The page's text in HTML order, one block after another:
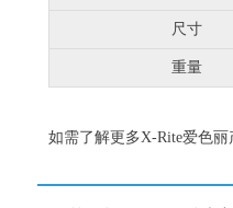
尺寸
重量
如需了解更多X-Rite爱色